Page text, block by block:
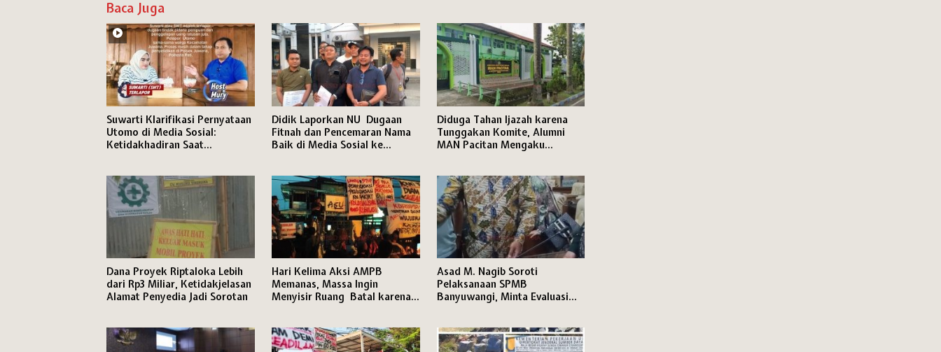
Baca Juga
Suwarti Klarifikasi Pernyataan
Utomo di Media Sosial:
Ketidakhadiran Saat
Didik Laporkan NU Dugaan
Fitnah dan Pencemaran Nama
Baik di Media Sosial ke
Diduga Tahan Ijazah karena
Tunggakan Komite, Alumni
MAN Pacitan Mengaku
Dana Proyek Riptaloka Lebih
dari Rp3 Miliar, Ketidakjelasan
Alamat Penyedia Jadi Sorotan
Hari Kelima Aksi AMPB
Memanas, Massa Ingin
Menyisir Ruang Batal karena
Asad M. Nagib Soroti
Pelaksanaan SPMB
Banyuwangi, Minta Evaluasi